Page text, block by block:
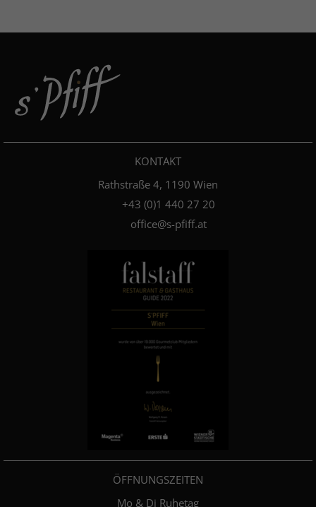
KONTAKT
Rathstraße 4, 1190 Wien
+4­3­ ­(0)­1 440 27 20
office@s-pfiff.at
ÖFFNUNGSZEITEN
Mo & Di Ruhetag